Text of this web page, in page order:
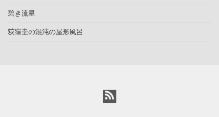
碧き流星
荻窪圭の混沌の屋形風呂